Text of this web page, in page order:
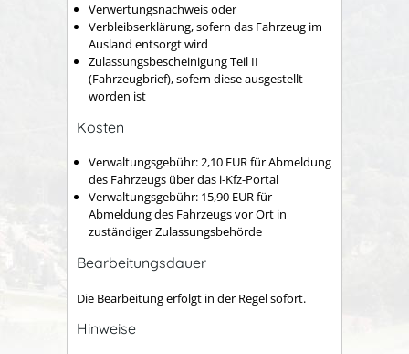
Verwertungsnachweis oder
Verbleibserklärung, sofern das Fahrzeug im
Ausland entsorgt wird
Zulassungsbescheinigung Teil II
(Fahrzeugbrief), sofern diese ausgestellt
worden ist
Kosten
Verwaltungsgebühr:2,10 EUR für Abmeldung
des Fahrzeugs über das i-Kfz-Portal
Verwaltungsgebühr: 15,90 EUR für
Abmeldung des Fahrzeugs vor Ort in
zuständiger Zulassungsbehörde
Bearbeitungsdauer
Die Bearbeitung erfolgt in der Regel sofort.
Hinweise